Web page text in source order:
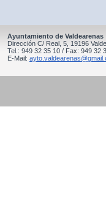
Ayuntamiento de Valdearenas
Dirección C/ Real, 5, 19196
Tel.: 949 32 35 10 / Fax: 949 32
E-Mail: